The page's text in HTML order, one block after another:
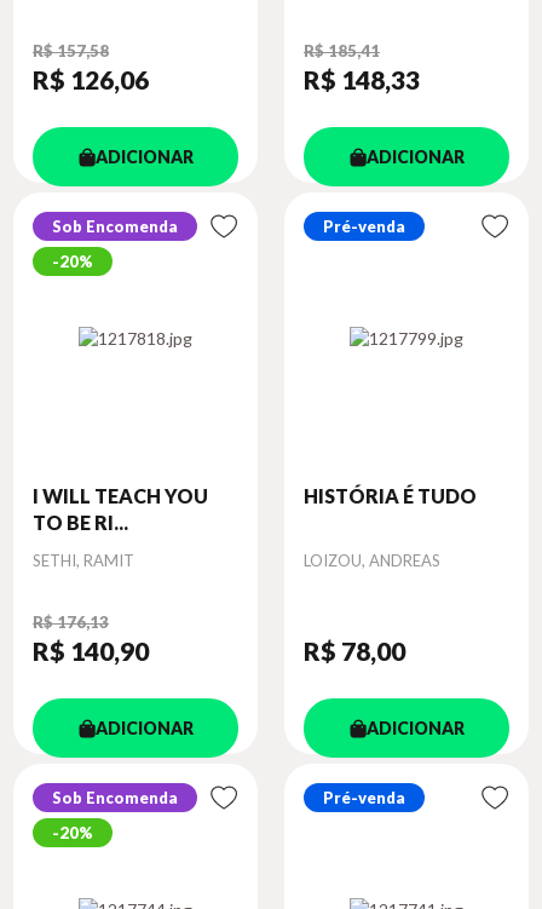
R$ 157,58
R$ 126,06
ADICIONAR
R$ 185,41
R$ 148,33
ADICIONAR
Sob Encomenda
20%
I WILL TEACH YOU
TO BE RI...
Autor
SETHI, RAMIT
R$ 176,13
R$ 140,90
ADICIONAR
Pré-venda
HISTÓRIA É TUDO
Autor
LOIZOU, ANDREAS
R$ 78,00
ADICIONAR
Sob Encomenda
20%
Pré-venda